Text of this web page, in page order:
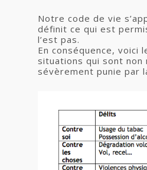
Notre code de vie
définit ce qui est
l’est pas.
En conséquence, voici
situations qui sont non
sévèrement punie par